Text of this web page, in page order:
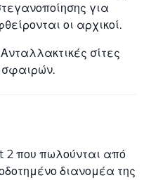
για
οι αρχικοί.
Ανταλλακτικές σίτες
σφαιρών.
που πωλούνται από
διανομέα της